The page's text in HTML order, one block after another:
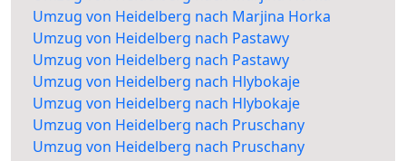
Umzug von Heidelberg nach Marjina Horka
Umzug von Heidelberg nach Pastawy
Umzug von Heidelberg nach Pastawy
Umzug von Heidelberg nach Hlybokaje
Umzug von Heidelberg nach Hlybokaje
Umzug von Heidelberg nach Pruschany
Umzug von Heidelberg nach Pruschany